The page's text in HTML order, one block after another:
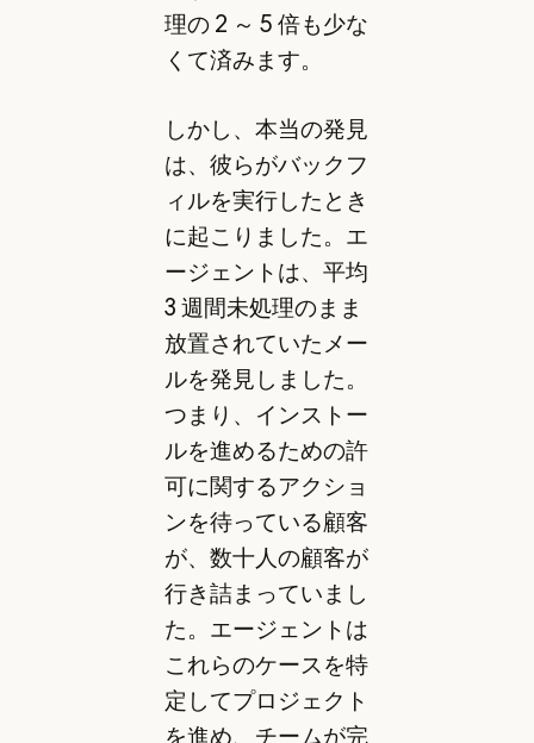
理の 2 ～ 5 倍も少な
くて済みます。
しかし、本当の発見
は、彼らがバックフ
ィルを実行したとき
に起こりました。エ
ージェントは、平均
3 週間未処理のまま
放置されていたメー
ルを発見しました。
つまり、インストー
ルを進めるための許
可に関するアクショ
ンを待っている顧客
が、数十人の顧客が
行き詰まっていまし
た。エージェントは
これらのケースを特
定してプロジェクト
を進め、チームが完